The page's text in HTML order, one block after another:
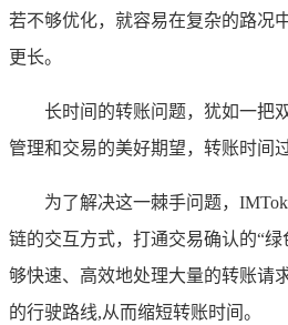
若不够优化，就容易在复杂的路况
更长。
长时间的转账问题，犹如一把
管理和交易的美好期望，转账时间
为了解决这一棘手问题，
链的交互方式，打通交易确认的“
够快速、高效地处理大量的转账请
的行驶路线,从而缩短转账时间。